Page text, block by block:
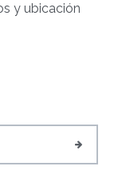
y ubicación